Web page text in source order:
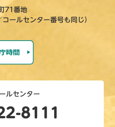
71番地
ールセンター番号も同じ）
ルセンター
8111